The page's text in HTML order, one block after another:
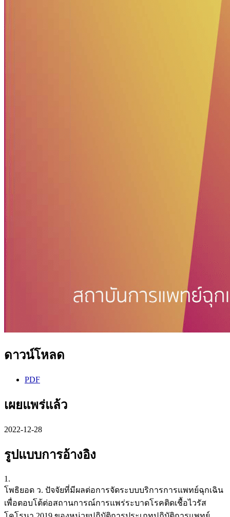
ดาวน์โหลด
PDF
เผยแพร่แล้ว
2022-12-28
รูปแบบการอ้างอิง
1.
โพธิยอด ว. ปัจจัยที่มีผลต่อการจัดระบบบริการการแพทย์ฉุกเฉิน
เพื่อตอบโต้ต่อสถานการณ์การแพร่ระบาดโรคติดเชื้อไวรัส